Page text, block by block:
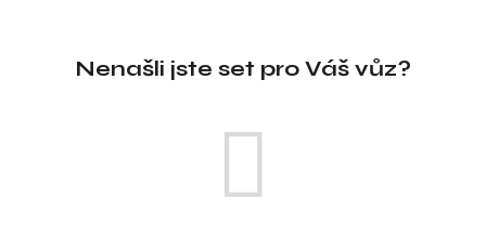
Nenašli jste set pro Váš vůz?